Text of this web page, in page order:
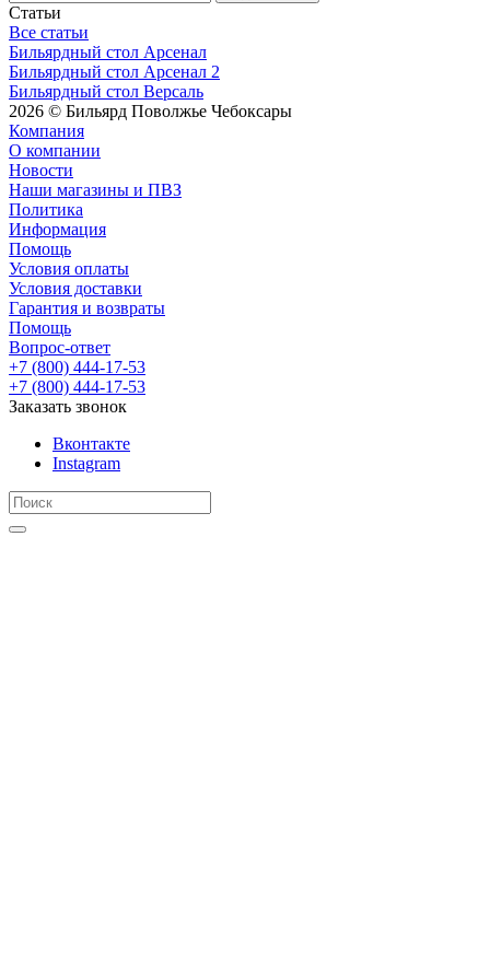
Статьи
Все статьи
Бильярдный стол Арсенал
Бильярдный стол Арсенал 2
Бильярдный стол Версаль
2026 © Бильярд Поволжье Чебоксары
Компания
О компании
Новости
Наши магазины и ПВЗ
Политика
Информация
Помощь
Условия оплаты
Условия доставки
Гарантия и возвраты
Помощь
Вопрос-ответ
+7 (800) 444-17-53
+7 (800) 444-17-53
Заказать звонок
Вконтакте
Instagram